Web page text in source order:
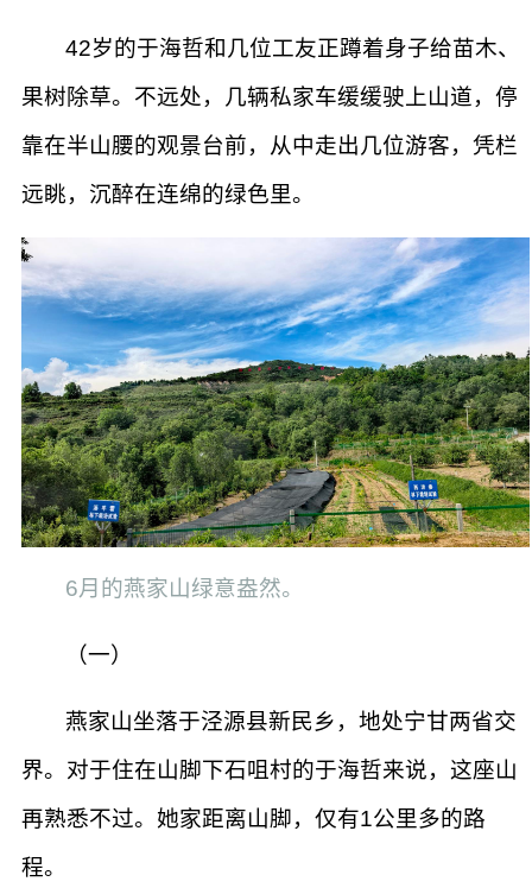
42岁的于海哲和几位工友正蹲着身子给苗木、
果树除草。不远处，几辆私家车缓缓驶上山道，停
靠在半山腰的观景台前，从中走出几位游客，凭栏
远眺，沉醉在连绵的绿色里。
6月的燕家山绿意盎然。
（一）
燕家山坐落于泾源县新民乡，地处宁甘两省交
界。对于住在山脚下石咀村的于海哲来说，这座山
再熟悉不过。她家距离山脚，仅有1公里多的路
程。